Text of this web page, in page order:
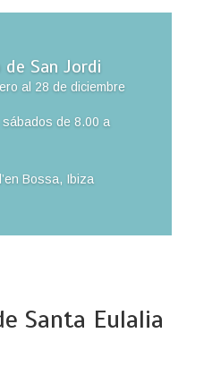
San Jordi
al 28 de diciembre
de 8.00 a
Bossa, Ibiza
Santa Eulalia